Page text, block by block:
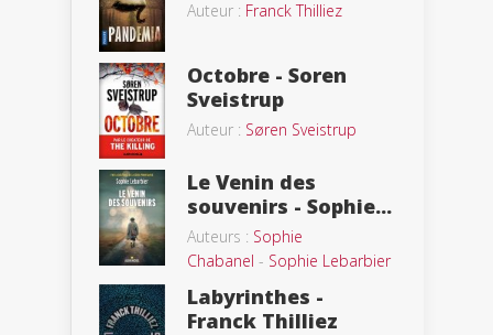
Auteur : Franck Thilliez
Octobre - Soren
Sveistrup
Auteur : Søren Sveistrup
Le Venin des
souvenirs - Sophie...
Auteurs : Sophie
Chabanel - Sophie Lebarbier
Labyrinthes -
Franck Thilliez